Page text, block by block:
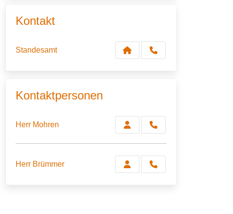
Kontakt
Standesamt
Kontaktpersonen
Herr Mohren
Herr Brümmer